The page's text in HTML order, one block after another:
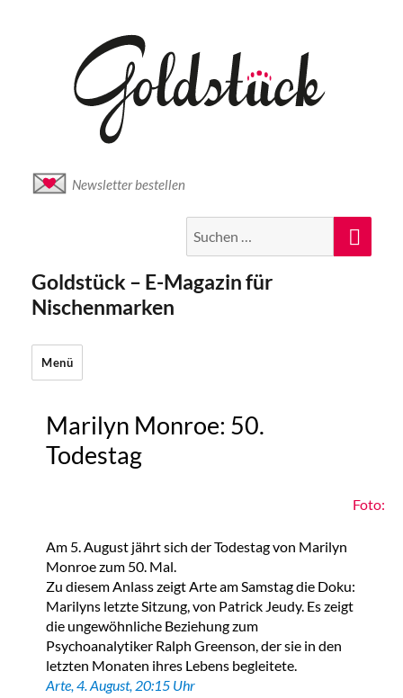
Newsletter bestellen
nach:
Goldstück – E-Magazin für
Nischenmarken
Menü
Marilyn Monroe: 50.
Todestag
Foto:
Am 5. August jährt sich der Todestag von Marilyn
Monroe zum 50. Mal.
Zu diesem Anlass zeigt Arteam Samstagdie Doku:
Marilyns letzte Sitzung,von Patrick Jeudy. Es zeigt
die ungewöhnliche Beziehung zum
Psychoanalytiker Ralph Greenson, der sie in den
letzten Monaten ihres Lebens begleitete.
Arte, 4. August, 20:15 Uhr